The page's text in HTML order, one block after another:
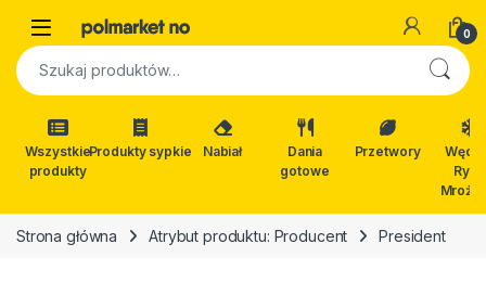
Open 0
Szukaj:
Wszystkie
produkty
Produkty sypkie Nabiał
Dania
gotowe
Przetwory
Ryby
Strona główna Atrybut produktu: Producent President